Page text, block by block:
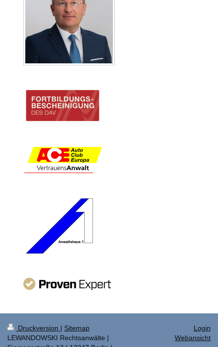
Druckversion | Sitemap
LEWANDOWSKI Rechtsanwälte |
Login
Webansicht